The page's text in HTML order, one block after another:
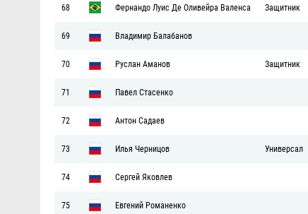
68 Фернандо Луис Де Оливейра Валенса Защитник
69 Владимир Балабанов
70 Руслан Аманов Защитник
71 Павел Стасенко
72 Антон Садаев
73 Илья Черницов Универсал
74 Сергей Яковлев
75 Евгений Романенко